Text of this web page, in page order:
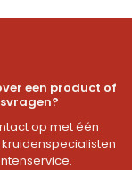
een product of
op met één